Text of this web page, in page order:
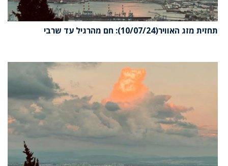
תחזית מזג האוויר(10/07/24): חם מהרגיל עד שרבי